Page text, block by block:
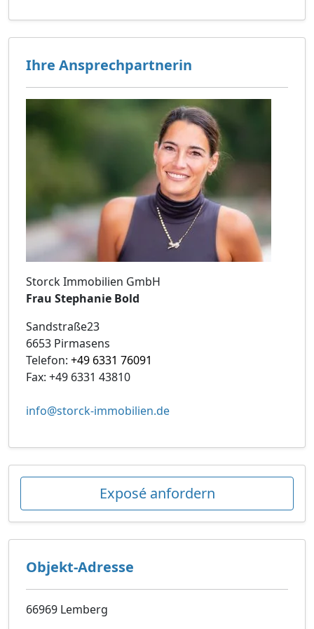
Ihre Ansprechpartnerin
Storck Immobilien GmbH
Frau Stephanie Bold
Sandstraße23
6653 Pirmasens
Telefon: +49 6331 76091
Fax: +49 6331 43810
info@storck-immobilien.de
Exposé anfordern
Objekt-Adresse
66969 Lemberg